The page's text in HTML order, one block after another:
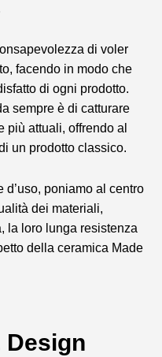
di voler
facendo in modo che
di ogni prodotto.
sempre è di catturare
più attuali, offrendo al
un prodotto classico.
poniamo al centro
dei materiali,
la loro lunga resistenza
della ceramica Made
Design